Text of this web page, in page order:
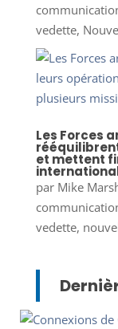
vedette,
Les Forces
et mettent
par Mike
vedette,